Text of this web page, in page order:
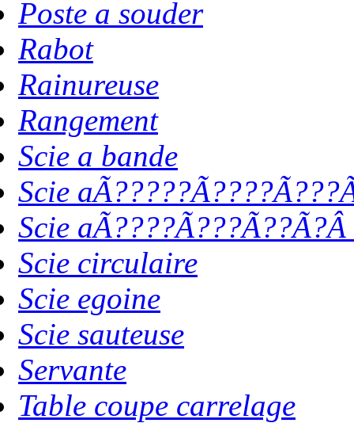
Poste a souder
Rabot
Rainureuse
Rangement
Scie a bande
Scie
Scie
Scie circulaire
Scie egoine
Scie sauteuse
Servante
Table coupe carrelage